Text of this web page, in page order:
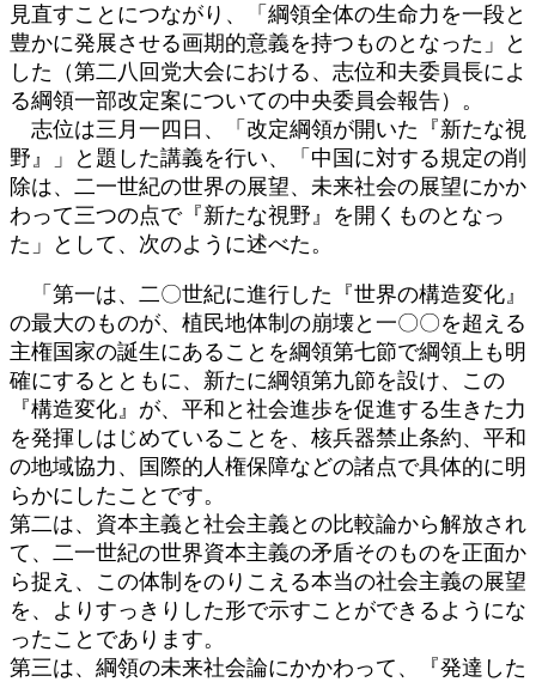
見直すことにつながり、「綱領全体の生命力を一段と
豊かに発展させる画期的意義を持つものとなった」と
した（第二八回党大会における、志位和夫委員長によ
る綱領一部改定案についての中央委員会報告）。
志位は三月一四日、「改定綱領が開いた『新たな視
野』」と題した講義を行い、「中国に対する規定の削
除は、二一世紀の世界の展望、未来社会の展望にかか
わって三つの点で『新たな視野』を開くものとなっ
た」として、次のように述べた。
「第一は、二〇世紀に進行した『世界の構造変化』
の最大のものが、植民地体制の崩壊と一〇〇を超える
主権国家の誕生にあることを綱領第七節で綱領上も明
確にするとともに、新たに綱領第九節を設け、この
『構造変化』が、平和と社会進歩を促進する生きた力
を発揮しはじめていることを、核兵器禁止条約、平和
の地域協力、国際的人権保障などの諸点で具体的に明
らかにしたことです。
第二は、資本主義と社会主義との比較論から解放され
て、二一世紀の世界資本主義の矛盾そのものを正面か
ら捉え、この体制をのりこえる本当の社会主義の展望
を、よりすっきりした形で示すことができるようにな
ったことであります。
第三は、綱領の未来社会論にかかわって、『発達した